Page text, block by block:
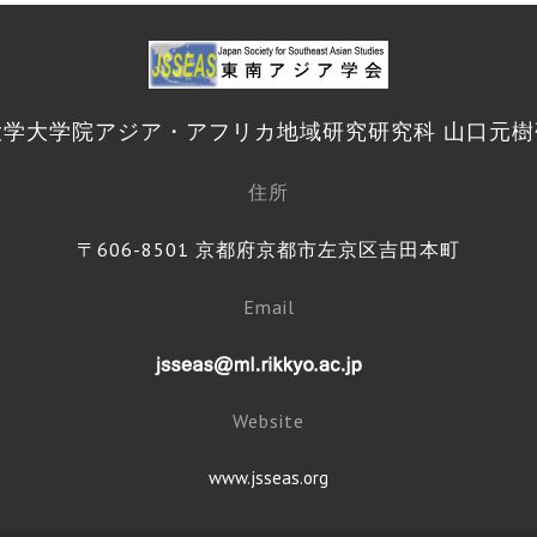
大学院アジア・アフリカ地域研究研究科 山口元
住所
〒606-8501 京都府京都市左京区吉田本町
Email
Website
www.jsseas.org